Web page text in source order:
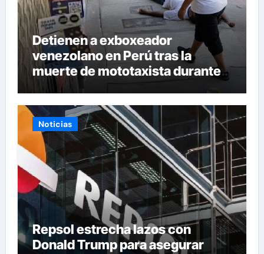
Detienen a exboxeador
venezolano en Perú tras la
muerte de mototaxista durante
una riña
Noticias
Repsol estrecha lazos con
Donald Trump para asegurar